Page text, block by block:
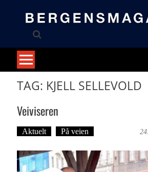
TAG: KJELL SELLEVOLD
Veiviseren
Aktuelt På veien